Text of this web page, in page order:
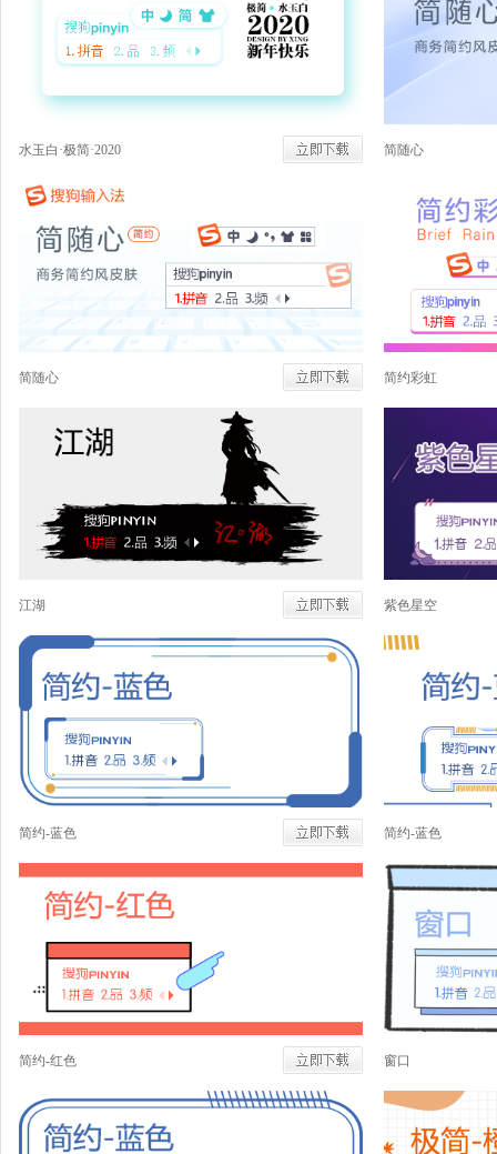
水玉白·极简·2020 简随心
简随心 简约彩虹
江湖 紫色星空
简约-蓝色 简约-蓝色
简约-红色 窗口